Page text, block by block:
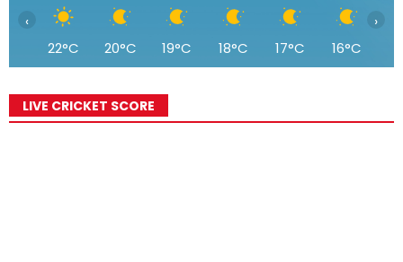
22°C 20°C 19°C 18°C 17°C 16°C
‹ ›
LIVE CRICKET SCORE